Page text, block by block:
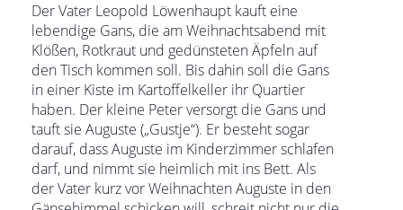
Der Vater Leopold Löwenhaupt kauft eine
lebendige Gans, die am Weihnachtsabend mit
Klößen, Rotkraut und gedünsteten Äpfeln auf
den Tisch kommen soll. Bis dahin soll die Gans
in einer Kiste im Kartoffelkeller ihr Quartier
haben. Der kleine Peter versorgt die Gans und
tauft sie Auguste („Gustje“). Er besteht sogar
darauf, dass Auguste im Kinderzimmer schlafen
darf, und nimmt sie heimlich mit ins Bett. Als
der Vater kurz vor Weihnachten Auguste in den